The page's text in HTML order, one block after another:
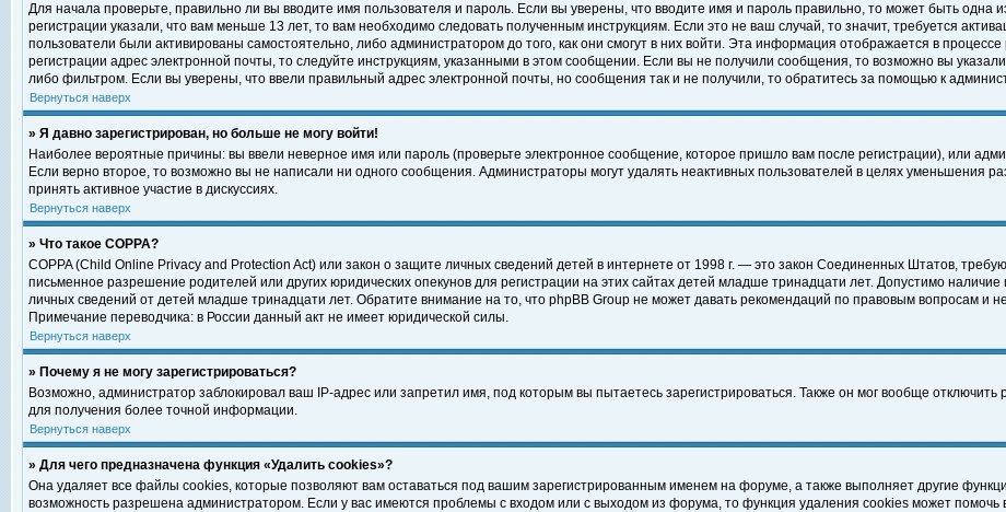
Для начала проверьте, правильно ли вы вводите имя пользователя и пароль. Если вы уверены, что вводите имя и пароль правильно, то может быть одна
регистрации указали, что вам меньше 13 лет, то вам необходимо следовать полученным инструкциям. Если это не ваш случай, то значит, требуется
пользователи были активированы самостоятельно, либо администратором до того, как они смогут в них войти. Эта информация отображается в
регистрации адрес электронной почты, то следуйте инструкциям, указанными в этом сообщении. Если вы не получили сообщения, то возможно вы
либо фильтром. Если вы уверены, что ввели правильный адрес электронной почты, но сообщения так и не получили, то обратитесь за помощью к
Вернуться наверх
» Я давно зарегистрирован, но больше не могу войти!
Наиболее вероятные причины: вы ввели неверное имя или пароль (проверьте электронное сообщение, которое пришло вам после регистрации), или
Если верно второе, то возможно вы не написали ни одного сообщения. Администраторы могут удалять неактивных пользователей в целях уменьшения
принять активное участие в дискуссиях.
Вернуться наверх
» Что такое COPPA?
COPPA (Child Online Privacy and Protection Act) или закон о защите личных сведений детей в интернете от 1998 г. — это закон Соединенных Штатов,
письменное разрешение родителей или других юридических опекунов для регистрации на этих сайтах детей младше тринадцати лет. Допустимо
личных сведений от детей младше тринадцати лет. Обратите внимание на то, что phpBB Group не может давать рекомендаций по правовым вопросам и
Примечание переводчика: в России данный акт не имеет юридической силы.
Вернуться наверх
» Почему я не могу зарегистрироваться?
Возможно, администратор заблокировал ваш IP-адрес или запретил имя, под которым вы пытаетесь зарегистрироваться. Также он мог вообще
для получения более точной информации.
Вернуться наверх
» Для чего предназначена функция «Удалить cookies»?
Она удаляет все файлы cookies, которые позволяют вам оставаться под вашим зарегистрированным именем на форуме, а также выполняет другие
возможность разрешена администратором. Если у вас имеются проблемы с входом или с выходом из форума, то функция удаления cookies может